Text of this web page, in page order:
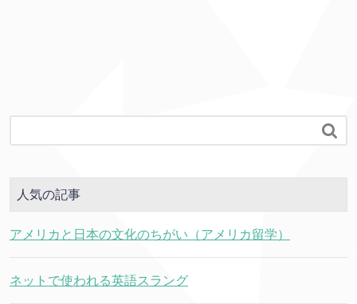

人気の記事
アメリカと日本の文化のちがい（アメリカ留学）
ネットで使われる英語スラング